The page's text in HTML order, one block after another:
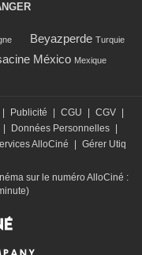
Beyazperde Turquie
México Mexique
Publicité CGU CGV
Données Personnelles
AlloCiné
Gérer Utiq
sur le numéro AlloCiné :